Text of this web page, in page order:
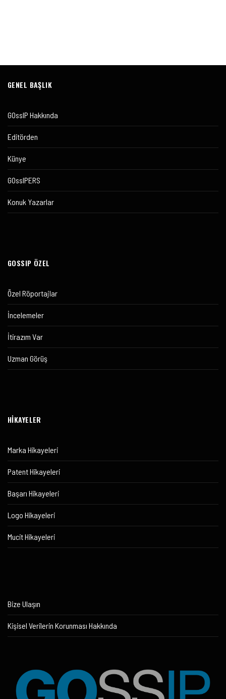
GENEL BAŞLIK
GOssIP Hakkında
Editörden
Künye
GOssIPERS
Konuk Yazarlar
GOSSIP ÖZEL
Özel Röportajlar
İncelemeler
İtirazım Var
Uzman Görüş
HİKAYELER
Marka Hikayeleri
Patent Hikayeleri
Başarı Hikayeleri
Logo Hikayeleri
Mucit Hikayeleri
Bize Ulaşın
Kişisel Verilerin Korunması Hakkında